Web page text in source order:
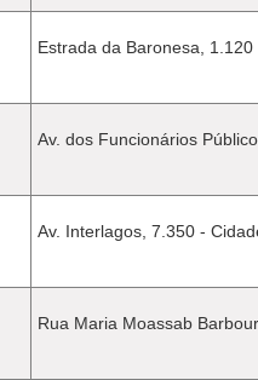
Estrada da Baronesa,
Av. dos Funcionários
Av. Interlagos, 7.350 -
Rua Maria Moassab